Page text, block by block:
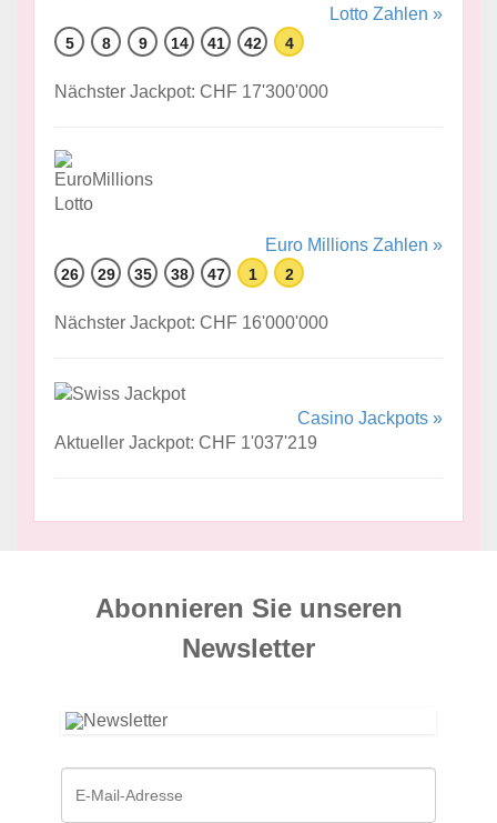
Lotto Zahlen »
5 8 9 14 41 42 4
Nächster Jackpot: CHF 17'300'000
Euro Millions Zahlen »
26 29 35 38 47 1 2
Nächster Jackpot: CHF 16'000'000
Casino Jackpots »
Aktueller Jackpot: CHF 1'037'219
Abonnieren Sie unseren
News­letter